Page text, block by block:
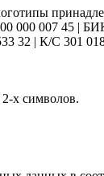
000 007
32 | К/С 301
х символов.